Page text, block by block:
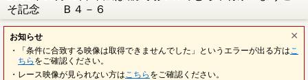
そ記念 Ｂ４－６
お知らせ
・「条件に合致する映像は取得できませんでした」というエラーが出る方は こ
ちら をご確認ください。
・レース映像が見られない方は こちら をご確認ください。